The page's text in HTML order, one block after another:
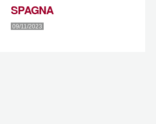
SPAGNA
09/11/2023